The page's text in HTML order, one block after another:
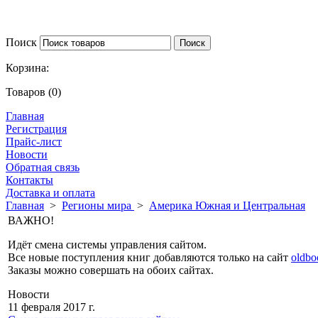
Поиск
Корзина:
Товаров (0)
Главная
Регистрация
Прайс-лист
Новости
Обратная связь
Контакты
Доставка и оплата
Главная > Регионы мира > Америка Южная и Центральная
ВАЖНО!
Идёт смена системы управления сайтом.
Все новые поступления книг добавляются только на сайт
Заказы можно совершать на обоих сайтах.
Новости
11 февраля 2017 г.